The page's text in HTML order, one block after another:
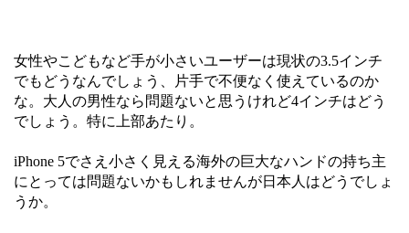
女性やこどもなど手が小さいユーザーは現状の3.5インチ
でもどうなんでしょう、片手で不便なく使えているのか
な。大人の男性なら問題ないと思うけれど4インチはどう
でしょう。特に上部あたり。
iPhone 5でさえ小さく見える海外の巨大なハンドの持ち主
にとっては問題ないかもしれませんが日本人はどうでしょ
うか。